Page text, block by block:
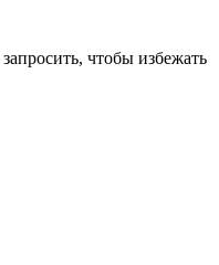
чтобы избежать